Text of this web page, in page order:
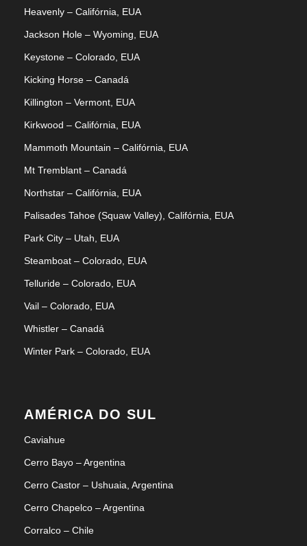
Heavenly – Califórnia, EUA
Jackson Hole – Wyoming, EUA
Keystone – Colorado, EUA
Kicking Horse – Canadá
Killington – Vermont, EUA
Kirkwood – Califórnia, EUA
Mammoth Mountain – Califórnia, EUA
Mt Tremblant – Canadá
Northstar – Califórnia, EUA
Palisades Tahoe (Squaw Valley), Califórnia, EUA
Park City – Utah, EUA
Steamboat – Colorado, EUA
Telluride – Colorado, EUA
Vail – Colorado, EUA
Whistler – Canadá
Winter Park – Colorado, EUA
AMÉRICA DO SUL
Caviahue
Cerro Bayo – Argentina
Cerro Castor – Ushuaia, Argentina
Cerro Chapelco – Argentina
Corralco – Chile